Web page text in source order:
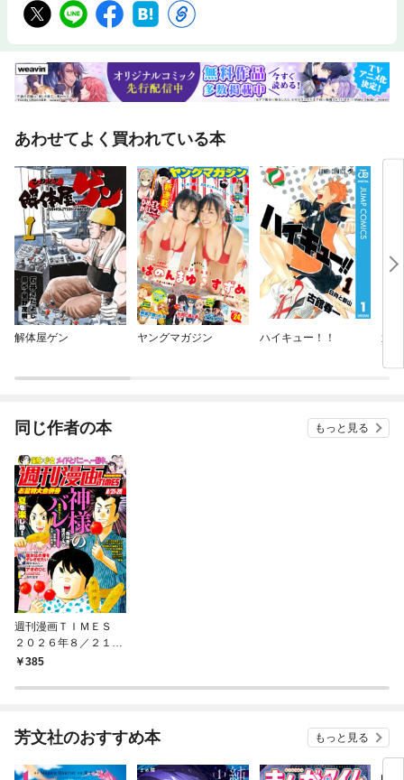
あわせてよく買われている本
解体屋ゲン ヤングマガジン ハイキュー！！ 週
同じ作者の本 もっと見る
週刊漫画ＴＩＭＥＳ
２０２６年８／２１・
２８合併号
385
芳文社のおすすめ本 もっと見る